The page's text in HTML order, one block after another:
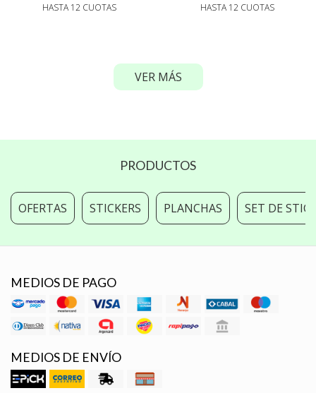
HASTA 12 CUOTAS HASTA 12 CUOTAS
VER MÁS
PRODUCTOS
OFERTAS STICKERS PLANCHAS SET DE
MEDIOS DE PAGO
MEDIOS DE ENVÍO